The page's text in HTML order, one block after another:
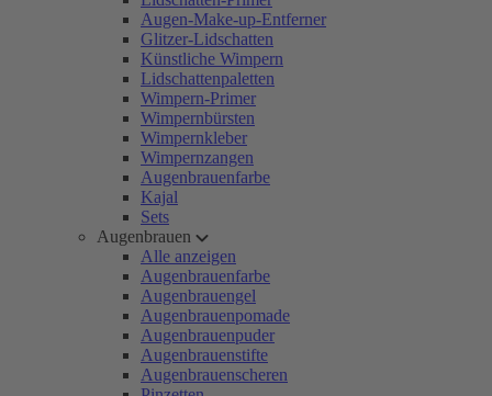
Augen-Make-up-Entferner
Glitzer-Lidschatten
Künstliche Wimpern
Lidschattenpaletten
Wimpern-Primer
Wimpernbürsten
Wimpernkleber
Wimpernzangen
Augenbrauenfarbe
Kajal
Sets
Augenbrauen
Alle anzeigen
Augenbrauenfarbe
Augenbrauengel
Augenbrauenpomade
Augenbrauenpuder
Augenbrauenstifte
Augenbrauenscheren